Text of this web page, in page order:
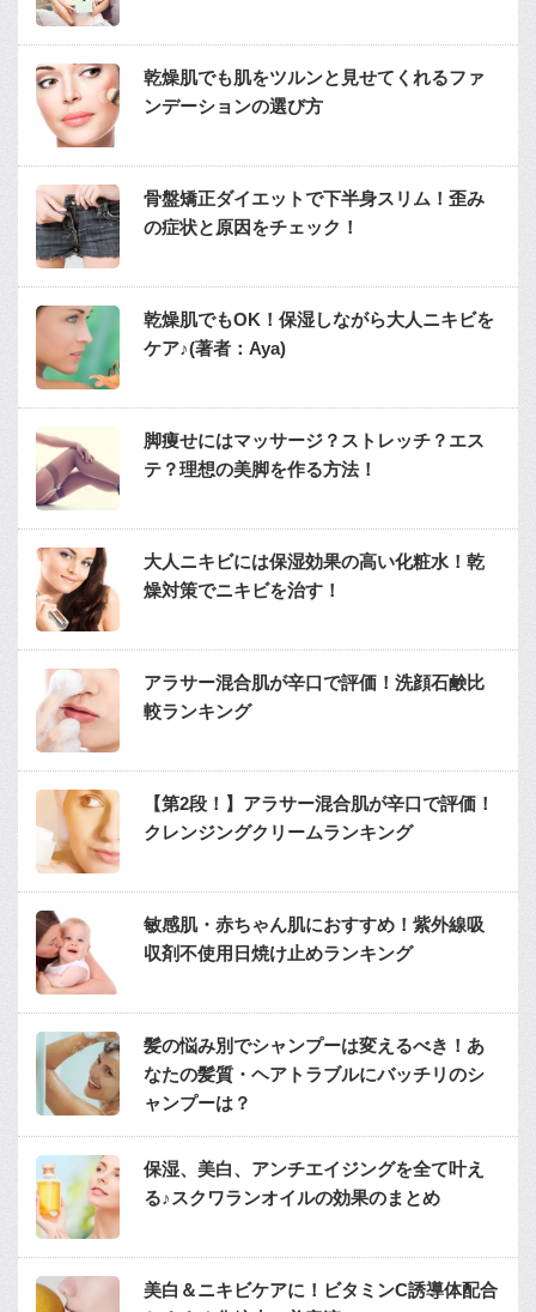
乾燥肌でも肌をツルンと見せてくれるファ
ンデーションの選び方
骨盤矯正ダイエットで下半身スリム！歪み
の症状と原因をチェック！
乾燥肌でもOK！保湿しながら大人ニキビを
ケア♪(著者：Aya)
脚痩せにはマッサージ？ストレッチ？エス
テ？理想の美脚を作る方法！
大人ニキビには保湿効果の高い化粧水！乾
燥対策でニキビを治す！
アラサー混合肌が辛口で評価！洗顔石鹸比
較ランキング
【第2段！】アラサー混合肌が辛口で評価！
クレンジングクリームランキング
敏感肌・赤ちゃん肌におすすめ！紫外線吸
収剤不使用日焼け止めランキング
髪の悩み別でシャンプーは変えるべき！あ
なたの髪質・ヘアトラブルにバッチリのシ
ャンプーは？
保湿、美白、アンチエイジングを全て叶え
る♪スクワランオイルの効果のまとめ
美白＆ニキビケアに！ビタミンC誘導体配合